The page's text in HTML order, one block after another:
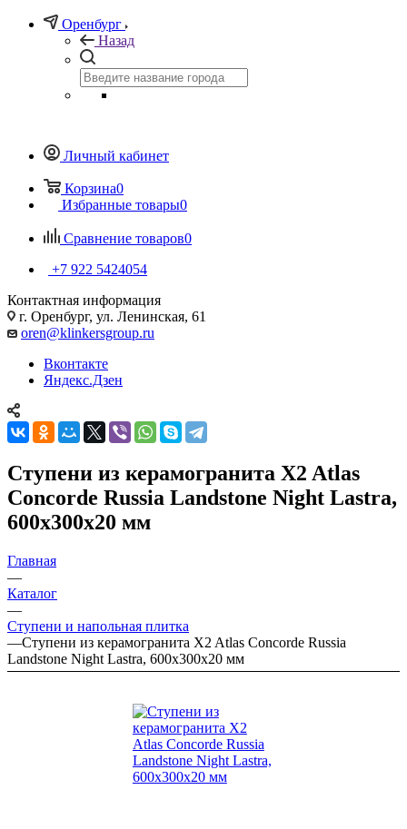
Оренбург
Назад
Личный кабинет
Корзина0
Избранные товары0
Сравнение товаров0
+7 922 5424054
Контактная информация
г. Оренбург, ул. Ленинская, 61
oren@klinkersgroup.ru
Вконтакте
Яндекс.Дзен
Ступени из керамогранита X2 Atlas
Concorde Russia Landstone Night Lastra,
600х300х20 мм
Главная
—
Каталог
—
Ступени и напольная плитка
—Ступени из керамогранита X2 Atlas Concorde Russia
Landstone Night Lastra, 600х300х20 мм